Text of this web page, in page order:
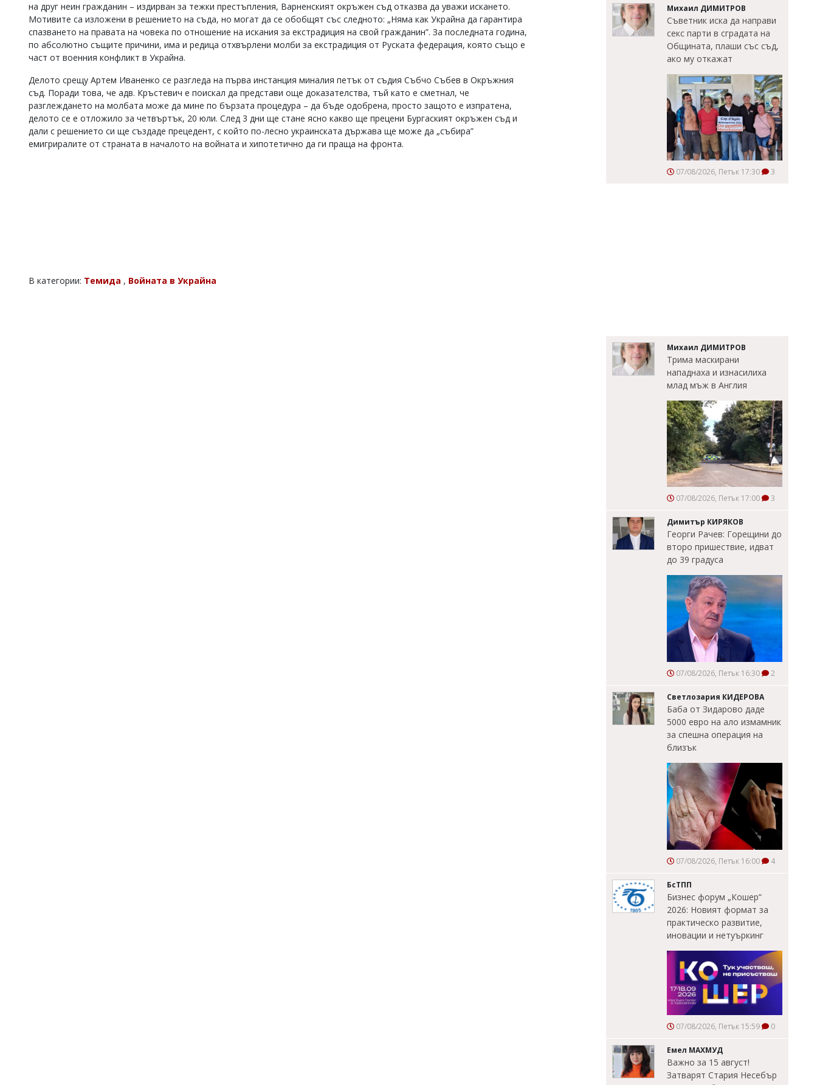
на друг неин гражданин – издирван за тежки престъпления, Варненският окръжен съд отказва да уважи искането.
Мотивите са изложени в решението на съда, но могат да се обобщят със следното: „Няма как Украйна да гарантира
спазването на правата на човека по отношение на искания за екстрадиция на свой гражданин”. За последната година,
по абсолютно същите причини, има и редица отхвърлени молби за екстрадиция от Руската федерация, която също е
част от военния конфликт в Украйна.
Делото срещу Артем Иваненко се разгледа на първа инстанция миналия петък от съдия Събчо Събев в Окръжния
съд. Поради това, че адв. Кръстевич е поискал да представи още доказателства, тъй като е сметнал, че
разглеждането на молбата може да мине по бързата процедура – да бъде одобрена, просто защото е изпратена,
делото се е отложило за четвъртък, 20 юли. След 3 дни ще стане ясно какво ще прецени Бургаският окръжен съд и
дали с решението си ще създаде прецедент, с който по-лесно украинската държава ще може да „събира”
емигриралите от страната в началото на войната и хипотетично да ги праща на фронта.
В категории: Темида , Войната в Украйна
Михаил ДИМИТРОВ
Съветник иска да направи
секс парти в сградата на
Общината, плаши със съд,
ако му откажат
07/08/2026, Петък 17:30 3
Михаил ДИМИТРОВ
Трима маскирани
нападнаха и изнасилиха
млад мъж в Англия
07/08/2026, Петък 17:00 3
Димитър КИРЯКОВ
Георги Рачев: Горещини до
второ пришествие, идват
до 39 градуса
07/08/2026, Петък 16:30 2
Светлозария КИДЕРОВА
Баба от Зидарово даде
5000 евро на ало измамник
за спешна операция на
близък
07/08/2026, Петък 16:00 4
БсТПП
Бизнес форум „Кошер“
2026: Новият формат за
практическо развитие,
иновации и нетуъркинг
07/08/2026, Петък 15:59 0
Емел МАХМУД
Важно за 15 август!
Затварят Стария Несебър